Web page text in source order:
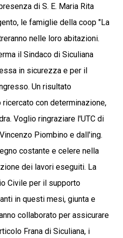
di S. E. Maria Rita
le famiglie della coop "La
nelle loro abitazioni.
il Sindaco di Siculiana
in sicurezza e per il
Un risultato
con determinazione,
Voglio ringraziare l'UTC di
Piombino e dall'ing.
costante e celere nella
dei lavori eseguiti. La
Civile per il supporto
in questi mesi, giunta e
collaborato per assicurare
Frana di Siculiana, i